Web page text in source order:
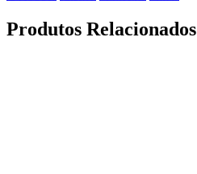
Produtos Relacionados